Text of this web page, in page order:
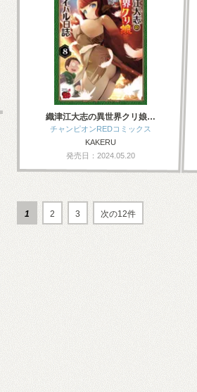
織津江大志の異世界クリ娘…
チャンピオンREDコミックス
KAKERU
発売日：2024.05.20
1 2 3 次の12件